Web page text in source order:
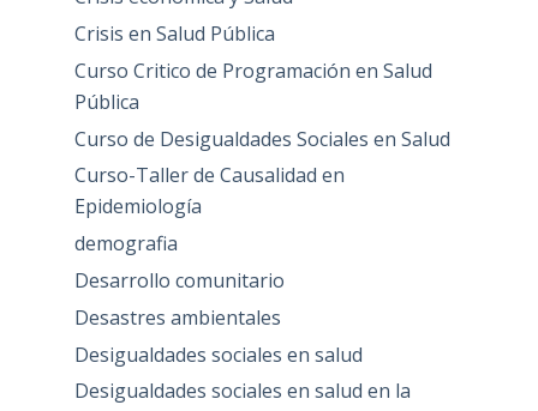
Crisis en Salud Pública
Curso Critico de Programación en Salud
Pública
Curso de Desigualdades Sociales en Salud
Curso-Taller de Causalidad en
Epidemiología
demografia
Desarrollo comunitario
Desastres ambientales
Desigualdades sociales en salud
Desigualdades sociales en salud en la